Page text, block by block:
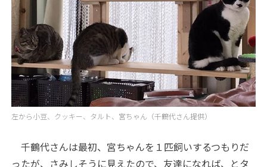
左から小豆、クッキー、タルト、宮ちゃん（千鶴代さん提供）
千鶴代さんは最初、宮ちゃんを１匹飼いするつもりだ
ったが、さみしそうに見えたので、友達になれば、とタ